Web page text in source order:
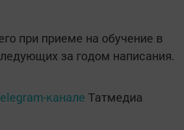
при приеме на обучение в
за годом написания.
канале Татмедиа